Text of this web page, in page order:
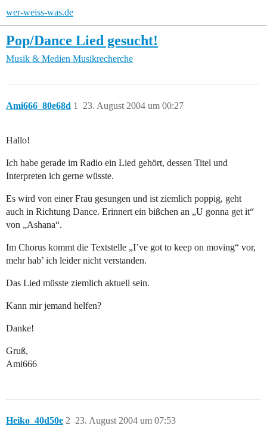
wer-weiss-was.de
Pop/Dance Lied gesucht!
Musik & Medien Musikrecherche
Ami666_80e68d 23. August 2004 um 00:27
1
Hallo!
Ich habe gerade im Radio ein Lied gehört, dessen Titel und
Interpreten ich gerne wüsste.
Es wird von einer Frau gesungen und ist ziemlich poppig, geht
auch in Richtung Dance. Erinnert ein bißchen an „U gonna get it“
von „Ashana“.
Im Chorus kommt die Textstelle „I’ve got to keep on moving“ vor,
mehr hab’ ich leider nicht verstanden.
Das Lied müsste ziemlich aktuell sein.
Kann mir jemand helfen?
Danke!
Gruß,
Ami666
Heiko_40d50e 23. August 2004 um 07:53
2